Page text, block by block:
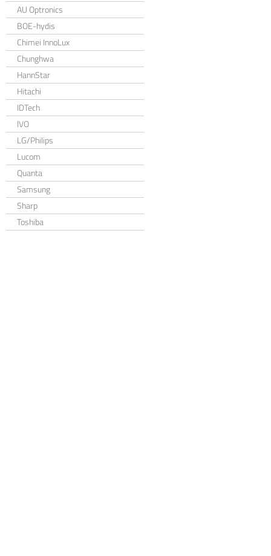
AU Optronics
BOE-hydis
Chimei InnoLux
Chunghwa
HannStar
Hitachi
IDTech
IVO
LG/Philips
Lucom
Quanta
Samsung
Sharp
Toshiba